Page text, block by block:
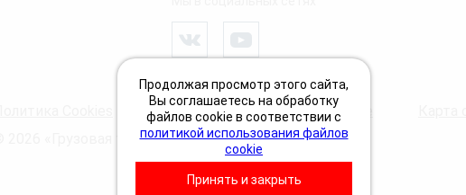
Пользовательское соглашение
© 2026 «Грузовая техпомощь 24 Вольта»
Продолжая просмотр этого сайта,
Вы соглашаетесь на обработку
файлов cookie в соответствии с
политикой использования файлов
cookie
Принять и закрыть